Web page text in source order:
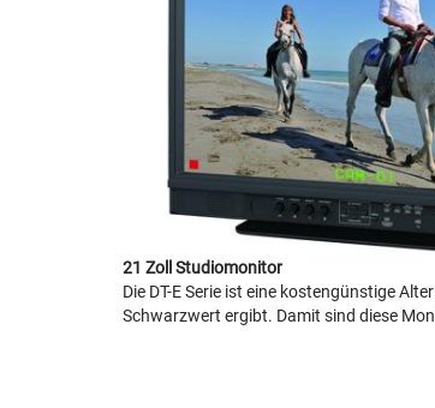
21 Zoll Studiomonitor
Die DT-E Serie ist eine kostengünstige
Schwarzwert ergibt. Damit sind diese